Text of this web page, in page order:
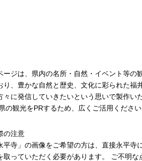
ージは、県内の名所・自然・イベント等の
り、豊かな自然と歴史、文化に彩られた福
々に発信していきたいという思いで製作い
の観光をPRするため、広くご活用くださ
の注意
平寺」の画像をご希望の方は、直接永平寺
取っていただく必要があります。 ご不明な